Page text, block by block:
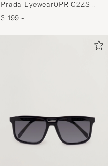
Prada Eyewear0PR 02ZS
SunglassesBlack
3 199,-